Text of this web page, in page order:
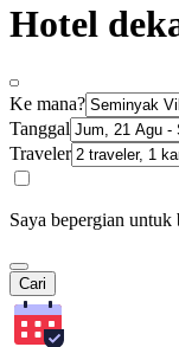
Hotel
Ke mana?
Tanggal
Traveler
Saya bepergian untuk
Cari